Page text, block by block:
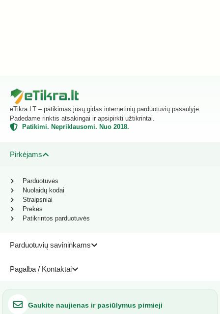
eTikra.LT – patikimas jūsų gidas internetinių parduotuvių pasaulyje.
Padedame rinktis atsakingai ir apsipirkti užtikrintai.
Patikimi. Nepriklausomi. Nuo 2018.
Pirkėjams
Parduotuvių savininkams
Pagalba / Kontaktai
Parduotuvės
Nuolaidų kodai
Straipsniai
Prekės
Patikrintos parduotuvės
Gaukite naujienas ir pasiūlymus pirmieji